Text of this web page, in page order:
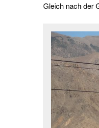
Gleich nach der